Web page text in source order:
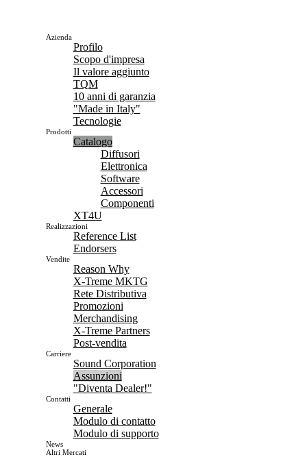
Azienda
Profilo
Scopo d'impresa
Il valore aggiunto
TQM
10 anni di garanzia
"Made in Italy"
Tecnologie
Prodotti
Catalogo
Diffusori
Elettronica
Software
Accessori
Componenti
XT4U
Realizzazioni
Reference List
Endorsers
Vendite
Reason Why
X-Treme MKTG
Rete Distributiva
Promozioni
Merchandising
X-Treme Partners
Post-vendita
Carriere
Sound Corporation
Assunzioni
"Diventa Dealer!"
Contatti
Generale
Modulo di contatto
Modulo di supporto
News
Altri Mercati